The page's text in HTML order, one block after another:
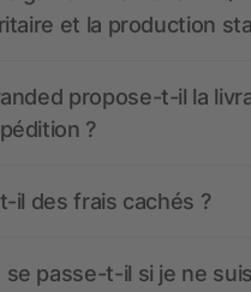
et la production
propose-t-il la
?
il des frais cachés ?
se passe-t-il si je ne